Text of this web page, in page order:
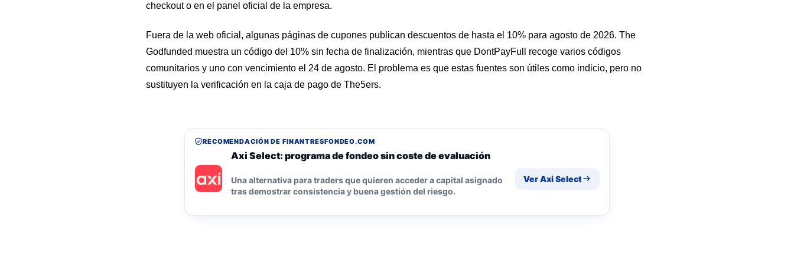
checkout o en el panel oficial de la empresa.
Fuera de la web oficial, algunas páginas de cupones publican descuentos de hasta el 10% para agosto de 2026. The
Godfunded muestra un código del 10% sin fecha de finalización, mientras que DontPayFull recoge varios códigos
comunitarios y uno con vencimiento el 24 de agosto. El problema es que estas fuentes son útiles como indicio, pero no
sustituyen la verificación en la caja de pago de The5ers.
RECOMENDACIÓN DE FINANTRESFONDEO.COM
Axi Select: programa de fondeo sin coste de evaluación
Una alternativa para traders que quieren acceder a capital asignado
tras demostrar consistencia y buena gestión del riesgo.
Ver Axi Select